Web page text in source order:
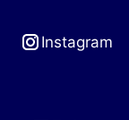
Instagram